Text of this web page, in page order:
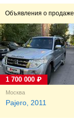
Объявления о
Москва
Pajero, 2011
1 700 000 ₽